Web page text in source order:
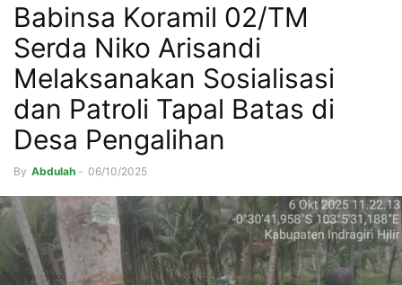
Babinsa Koramil 02/TM
Serda Niko Arisandi
Melaksanakan Sosialisasi
dan Patroli Tapal Batas di
Desa Pengalihan
By Abdulah - 06/10/2025